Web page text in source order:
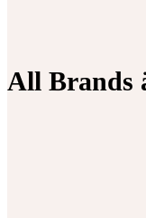
All Brands